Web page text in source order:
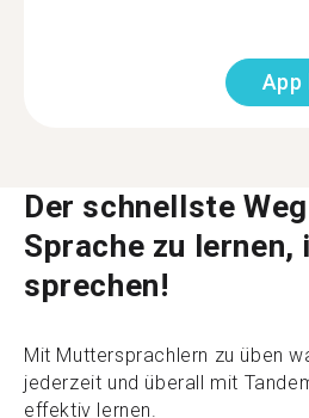
App
Der schnellste
Sprache zu lernen,
sprechen!
Mit Muttersprachlern zu üben
jederzeit und überall mit
effektiv lernen.